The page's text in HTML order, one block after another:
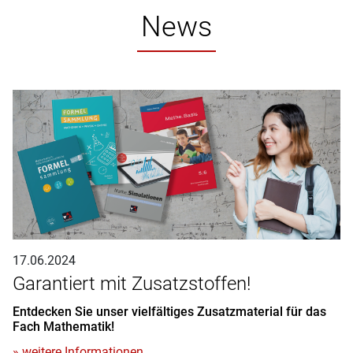
News
17.06.2024
Garantiert mit Zusatzstoffen!
Entdecken Sie unser vielfältiges Zusatzmaterial für das
Fach Mathematik!